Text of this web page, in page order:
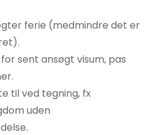
ferie (medmindre det er
sent ansøgt visum, pas
til ved tegning, fx
uden